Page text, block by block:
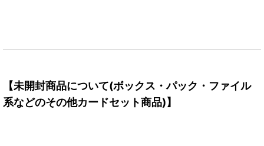
【未開封商品について(ボックス・パック・ファイル
系などのその他カードセット商品)】